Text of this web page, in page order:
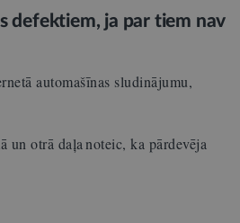
defektiem, ja par tiem nav
automašīnas sludinājumu,
un otrā daļa noteic, ka pārdevēja